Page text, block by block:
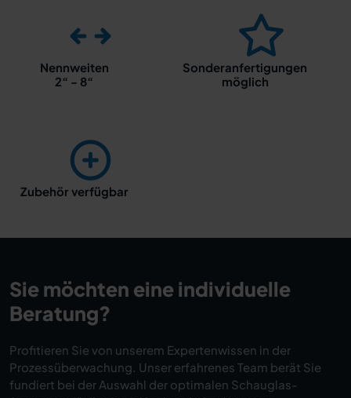
Nennweiten
2“ - 8“
Sonderanfertigungen
möglich
Zubehör verfügbar
Sie möchten eine individuelle
Beratung?
Profitieren Sie von unserem Expertenwissen in der
Prozessüberwachung. Unser erfahrenes Team berät Sie
fundiert bei der Auswahl der optimalen Schauglas-